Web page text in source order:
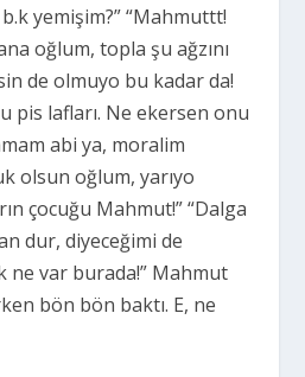
b.k yemişim?” “Mahmuttt!
oğlum, topla şu ağzını
de olmuyo bu kadar da!
pis lafları. Ne ekersen onu
abi ya, moralim
olsun oğlum, yarıyo
çocuğu Mahmut!” “Dalga
dur, diyeceğimi de
ne var burada!” Mahmut
bön bön baktı. E, ne